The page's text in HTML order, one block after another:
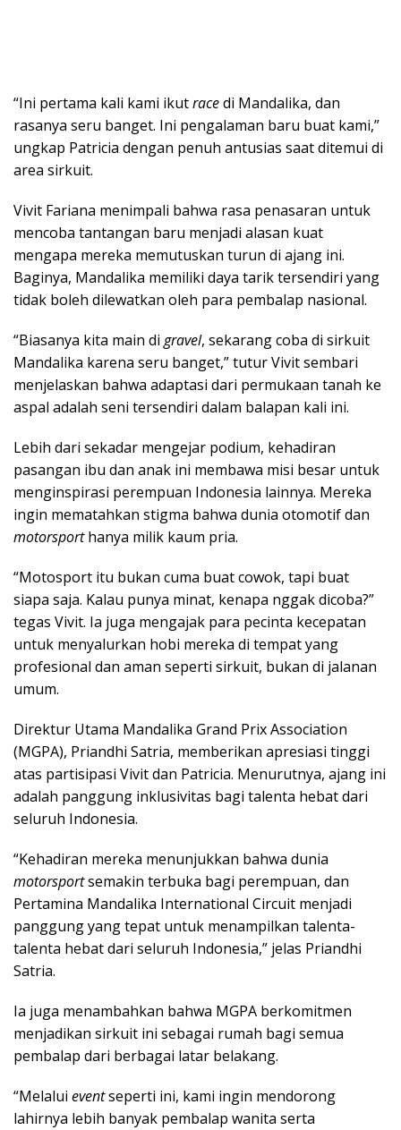
“Ini pertama kali kami ikutracedi Mandalika, dan
rasanya seru banget. Ini pengalaman baru buat kami,”
ungkap Patricia dengan penuh antusias saat ditemui di
area sirkuit.
Vivit Fariana menimpali bahwa rasa penasaran untuk
mencoba tantangan baru menjadi alasan kuat
mengapa mereka memutuskan turun di ajang ini.
Baginya, Mandalika memiliki daya tarik tersendiri yang
tidak boleh dilewatkan oleh para pembalap nasional.
“Biasanya kita main di gravel, sekarang coba di sirkuit
Mandalika karena seru banget,” tutur Vivit sembari
menjelaskan bahwa adaptasi dari permukaan tanah ke
aspal adalah seni tersendiri dalam balapan kali ini.
Lebih dari sekadar mengejar podium, kehadiran
pasangan ibu dan anak ini membawa misi besar untuk
menginspirasi perempuan Indonesia lainnya. Mereka
ingin mematahkan stigma bahwa dunia otomotif dan
motorsporthanya milik kaum pria.
“Motosport itu bukan cuma buat cowok, tapi buat
siapa saja. Kalau punya minat, kenapa nggak dicoba?”
tegas Vivit. Ia juga mengajak para pecinta kecepatan
untuk menyalurkan hobi mereka di tempat yang
profesional dan aman seperti sirkuit, bukan di jalanan
umum.
Direktur Utama Mandalika Grand Prix Association
(MGPA), Priandhi Satria, memberikan apresiasi tinggi
atas partisipasi Vivit dan Patricia. Menurutnya, ajang ini
adalah panggung inklusivitas bagi talenta hebat dari
seluruh Indonesia.
“Kehadiran mereka menunjukkan bahwa dunia
motorsportsemakin terbuka bagi perempuan, dan
Pertamina Mandalika International Circuit menjadi
panggung yang tepat untuk menampilkan talenta-
talenta hebat dari seluruh Indonesia,” jelas Priandhi
Satria.
Ia juga menambahkan bahwa MGPA berkomitmen
menjadikan sirkuit ini sebagai rumah bagi semua
pembalap dari berbagai latar belakang.
“Melalui eventseperti ini, kami ingin mendorong
lahirnya lebih banyak pembalap wanita serta